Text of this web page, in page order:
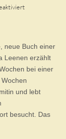
muss
erst
ganz
raus,
um
selbst
neue Buch einer
Leenen erzählt
bei einer
und lebt
besucht. Das